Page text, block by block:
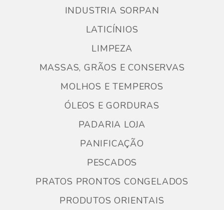
INDUSTRIA SORPAN
LATICÍNIOS
LIMPEZA
MASSAS, GRÃOS E CONSERVAS
MOLHOS E TEMPEROS
ÓLEOS E GORDURAS
PADARIA LOJA
PANIFICAÇÃO
PESCADOS
PRATOS PRONTOS CONGELADOS
PRODUTOS ORIENTAIS